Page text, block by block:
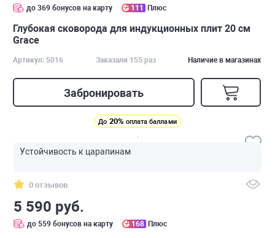
до 369 бонусов на карту 111 Плюс
Глубокая сковорода для индукционных плит 20 см
Grace
Артикул: 5016 Заказали 155 раз Наличие в магазинах
Забронировать
До 20% оплата баллами
Устойчивость к царапинам
0 отзывов
5 590 руб.
до 559 бонусов на карту 168 Плюс